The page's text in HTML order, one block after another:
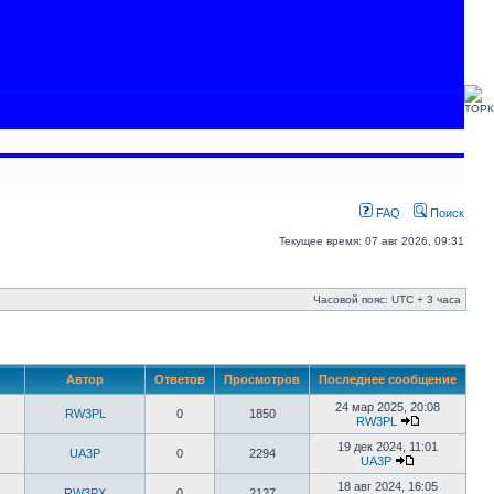
FAQ Поиск
Текущее время: 07 авг 2026, 09:31
Часовой пояс: UTC + 3 часа
Автор Ответов Просмотров Последнее сообщение
RW3PL 0 1850
24 мар 2025, 20:08
RW3PL
UA3P 0 2294
19 дек 2024, 11:01
UA3P
18 авг 2024, 16:05